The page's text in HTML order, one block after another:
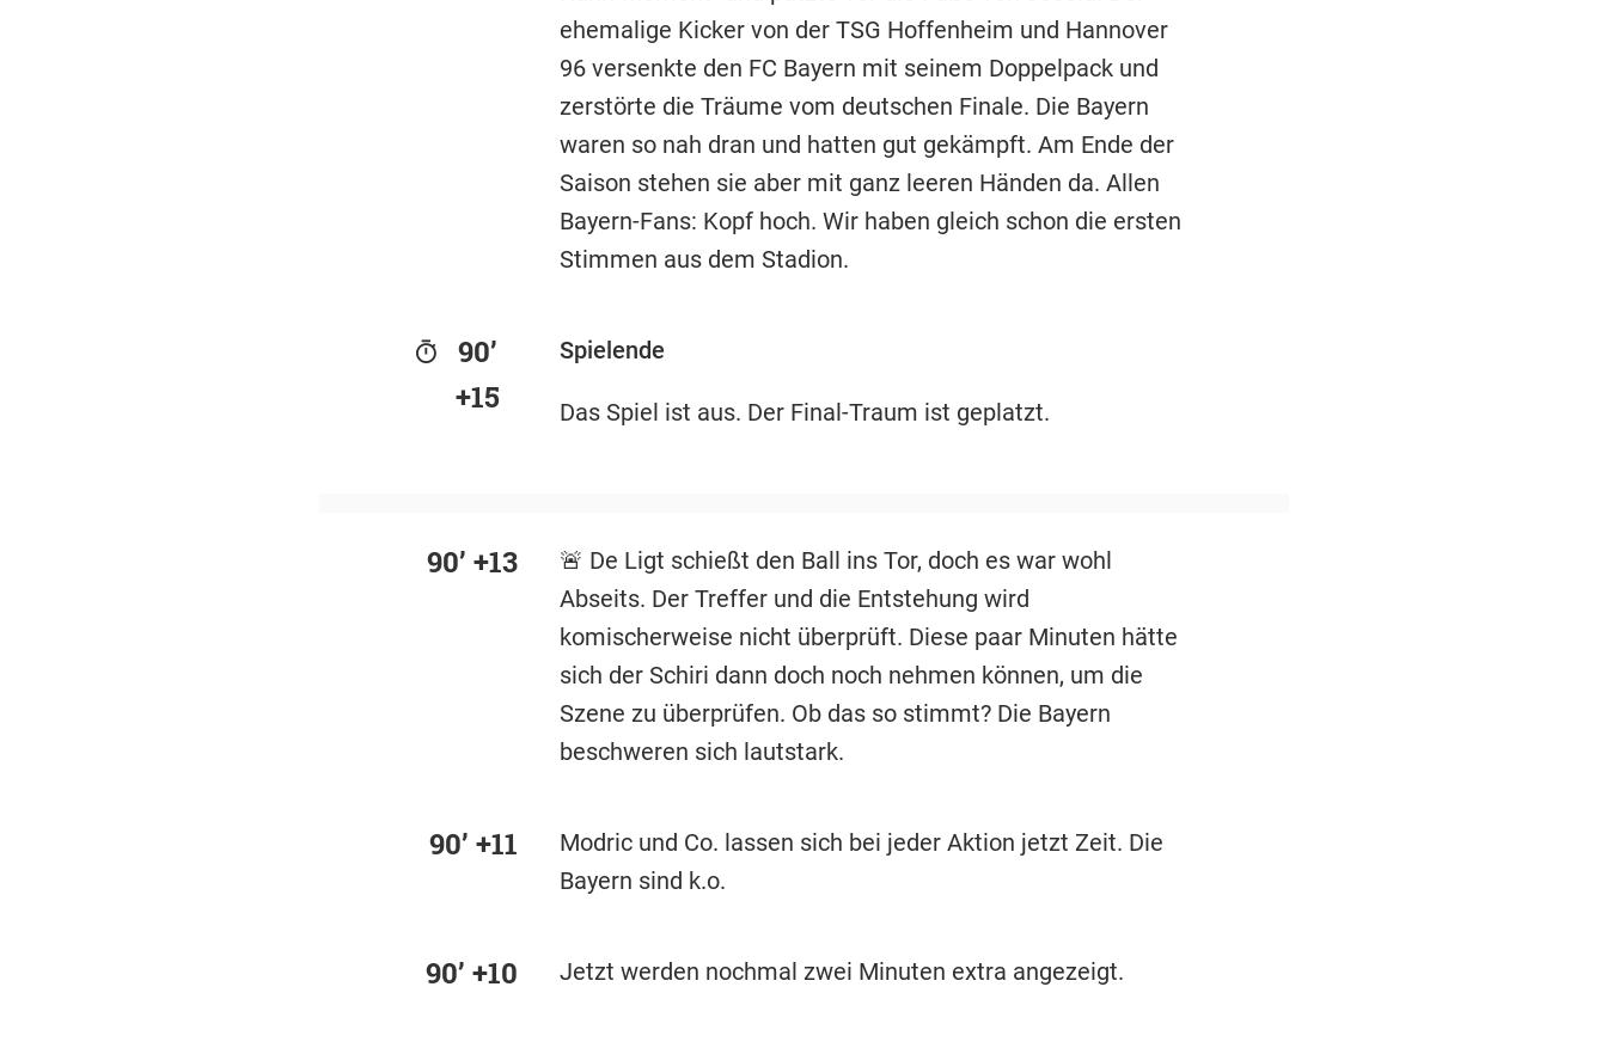
ehemalige Kicker von der TSG Hoffenheim und Hannover
96 versenkte den FC Bayern mit seinem Doppelpack und
zerstörte die Träume vom deutschen Finale. Die Bayern
waren so nah dran und hatten gut gekämpft. Am Ende der
Saison stehen sie aber mit ganz leeren Händen da. Allen
Bayern-Fans: Kopf hoch. Wir haben gleich schon die ersten
Stimmen aus dem Stadion.
90’
+15
Spielende
Das Spiel ist aus. Der Final-Traum ist geplatzt.
90’ +13
🚨 De Ligt schießt den Ball ins Tor, doch es war wohl
Abseits. Der Treffer und die Entstehung wird
komischerweise nicht überprüft. Diese paar Minuten hätte
sich der Schiri dann doch noch nehmen können, um die
Szene zu überprüfen. Ob das so stimmt? Die Bayern
beschweren sich lautstark.
90’ +11
Modric und Co. lassen sich bei jeder Aktion jetzt Zeit. Die
Bayern sind k.o.
90’ +10 Jetzt werden nochmal zwei Minuten extra angezeigt.